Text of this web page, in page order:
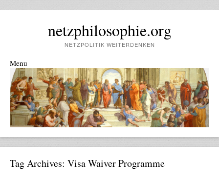
netzphilosophie.org
NETZPOLITIK WEITERDENKEN
Menu
Skip to content
Tag Archives: Visa Waiver Programme